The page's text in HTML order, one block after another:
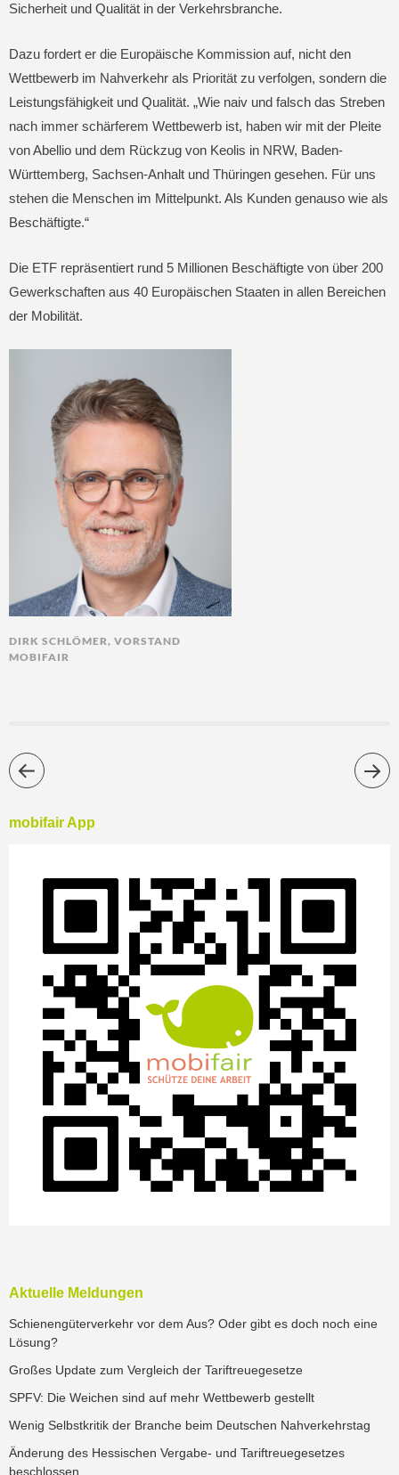
Sicherheit und Qualität in der Verkehrsbranche.
Dazu fordert er die Europäische Kommission auf, nicht den
Wettbewerb im Nahverkehr als Priorität zu verfolgen, sondern die
Leistungsfähigkeit und Qualität. „Wie naiv und falsch das Streben
nach immer schärferem Wettbewerb ist, haben wir mit der Pleite
von Abellio und dem Rückzug von Keolis in NRW, Baden-
Württemberg, Sachsen-Anhalt und Thüringen gesehen. Für uns
stehen die Menschen im Mittelpunkt. Als Kunden genauso wie als
Beschäftigte.“
Die ETF repräsentiert rund 5 Millionen Beschäftigte von über 200
Gewerkschaften aus 40 Europäischen Staaten in allen Bereichen
der Mobilität.
DIRK SCHLÖMER, VORSTAND
MOBIFAIR
mobifair App
Aktuelle Meldungen
Schienengüterverkehr vor dem Aus? Oder gibt es doch noch eine
Lösung?
Großes Update zum Vergleich der Tariftreuegesetze
SPFV: Die Weichen sind auf mehr Wettbewerb gestellt
Wenig Selbstkritik der Branche beim Deutschen Nahverkehrstag
Änderung des Hessischen Vergabe- und Tariftreuegesetzes
beschlossen